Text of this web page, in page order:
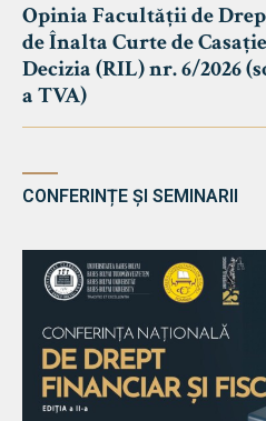
Opinia Facultății de
de Înalta Curte de
Decizia (RIL) nr. 6/2026
a TVA)
CONFERINȚE ȘI SEMINARII